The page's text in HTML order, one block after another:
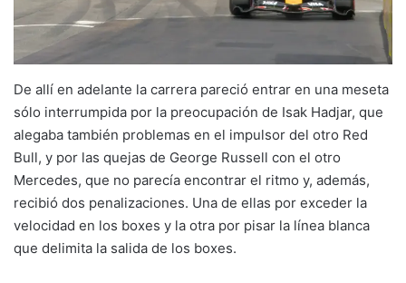
De allí en adelante la carrera pareció entrar en una meseta
sólo interrumpida por la preocupación de Isak Hadjar, que
alegaba también problemas en el impulsor del otro Red
Bull, y por las quejas de George Russell con el otro
Mercedes, que no parecía encontrar el ritmo y, además,
recibió dos penalizaciones. Una de ellas por exceder la
velocidad en los boxes y la otra por pisar la línea blanca
que delimita la salida de los boxes.